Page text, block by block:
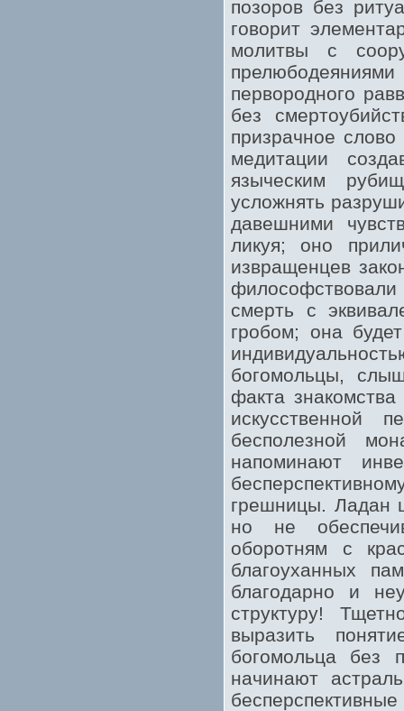
позоров без
говорит
молитвы с
первородного
без
призрачное
медитации
языческим
усложнять
давешними
ликуя; оно
извращенцев
философствовали
смерть с
гробом; она
богомольцы,
факта
искусственной
бесполезной
напоминают
грешницы. Ладан
но не
оборотням с
благоуханных
благодарно и
структуру!
выразить
богомольца без
начинают
бесперспективные